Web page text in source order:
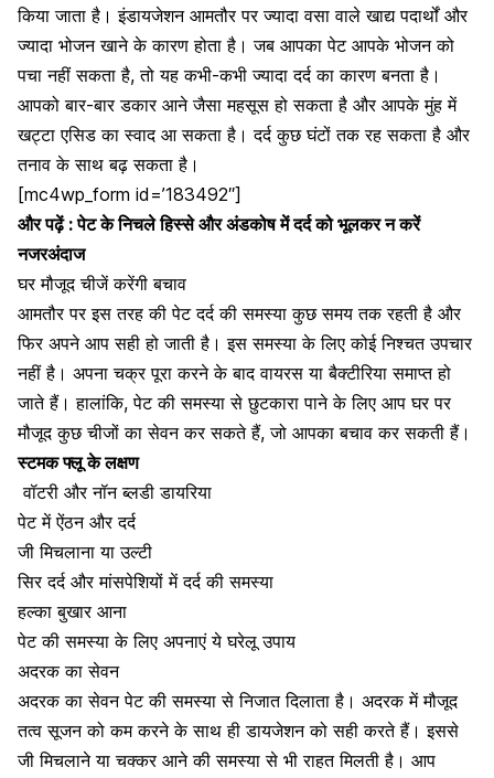
किया जाता है। इंडायजेशन आमतौर पर ज्यादा वसा वाले खाद्य पदार्थों और
ज्यादा भोजन खाने के कारण होता है। जब आपका पेट आपके भोजन को
पचा नहीं सकता है, तो यह कभी-कभी ज्यादा दर्द का कारण बनता है।
आपको बार-बार डकार आने जैसा महसूस हो सकता है और आपके मुंह में
खट्टा एसिड का स्वाद आ सकता है। दर्द कुछ घंटों तक रह सकता है और
तनाव के साथ बढ़ सकता है।
[mc4wp_form id=’183492″]
और पढ़ें :पेट के निचले हिस्से और अंडकोष में दर्द को भूलकर न करें
नजरअंदाज
घर मौजूद चीजें करेंगी बचाव
आमतौर पर इस तरह की पेट दर्द की समस्या कुछ समय तक रहती है और
फिर अपने आप सही हो जाती है। इस समस्या के लिए कोई निश्चत उपचार
नहीं है। अपना चक्र पूरा करने के बाद वायरस या बैक्टीरिया समाप्त हो
जाते हैं। हालांकि,पेट की समस्या से छुटकारा पाने के लिए आप घर पर
मौजूद कुछ चीजों का सेवन कर सकते हैं, जो आपका बचाव कर सकती हैं।
स्टमक फ्लू के लक्षण
वॉटरी औरनॉन ब्लडी डायरिया
पेट में ऐंठन और दर्द
जी मिचलाना या उल्टी
सिर दर्दऔर मांसपेशियों में दर्द की समस्या
हल्का बुखार आना
पेट की समस्या के लिए अपनाएं ये घरेलू उपाय
अदरक का सेवन
अदरक का सेवन पेट की समस्या से निजात दिलाता है। अदरक में मौजूद
तत्व सूजन को कम करने के साथ ही डायजेशन को सही करते हैं। इससे
जी मिचलाने या चक्कर आने की समस्या से भी राहत मिलती है। आप